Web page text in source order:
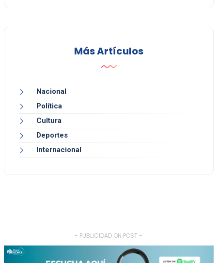
Más Artículos
Nacional
Política
Cultura
Deportes
Internacional
- PUBLICIDAD ON POST -